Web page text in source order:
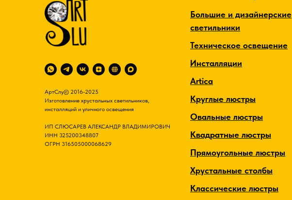
АртСлу© 2016-2025
Изготовление хрустальных светильников,
инсталляций и уличного освещения
ИП СЛЮСАРЕВ АЛЕКСАНДР ВЛАДИМИРОВИЧ
ИНН 325200348807
ОГРН 316505000068629
Большие и дизайнерские
светильники
Техническое освещение
Инсталляции
Artica
Круглые люстры
Овальные люстры
Квадратные люстры
Прямоугольные люстры
Хрустальные столбы
Классические люстры